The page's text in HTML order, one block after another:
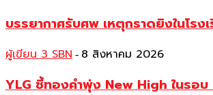
บรรยากาศรับศพ เหตุกราดยิงในโรง
ผู้เขียน 3 SBN - 8 สิงหาคม 2026
YLG ชี้ทองคำพุ่ง New High ในรอ